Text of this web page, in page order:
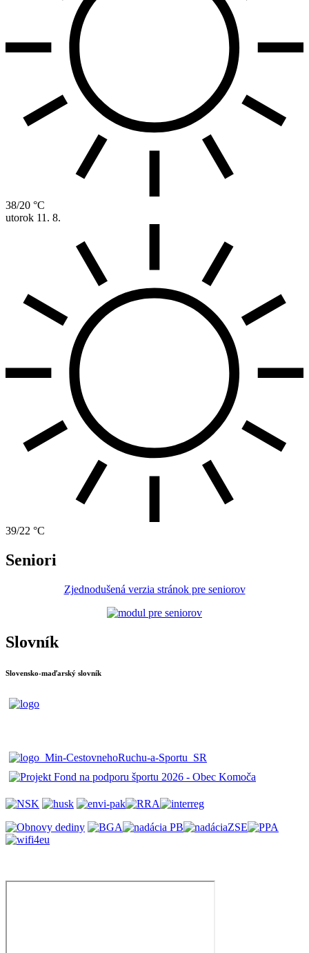
38/20 °C
utorok 11. 8.
39/22 °C
Seniori
Zjednodušená verzia stránok pre seniorov
Slovník
Slovensko-maďarský slovník